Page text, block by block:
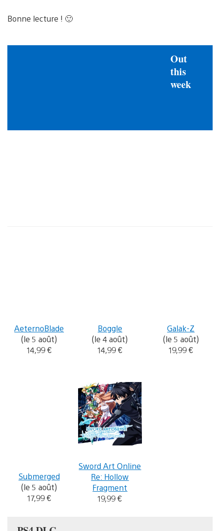
Bonne lecture ! 🙂
Out
this
week
AeternoBlade
(le 5 août)
14,99 €
Boggle
(le 4 août)
14,99 €
Galak-Z
(le 5 août)
19,99 €
Submerged
(le 5 août)
17,99 €
Sword Art Online
Re: Hollow
Fragment
19,99 €